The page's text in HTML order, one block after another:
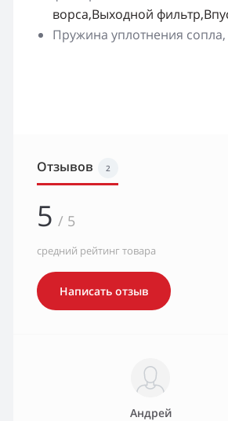
ворса,Выходной
Пружина уплотнения сопла,
Отзывов 2
5 / 5
средний рейтинг товара
Написать отзыв
Андрей